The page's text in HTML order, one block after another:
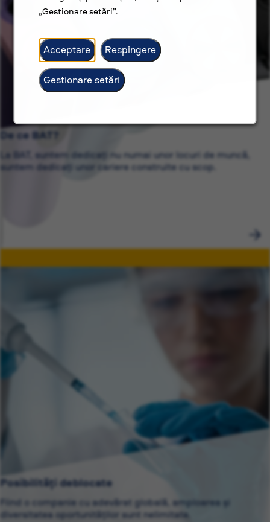
„Gestionare setări”.
Acceptare Respingere
Gestionare setări
De ce BAT?
La BAT, suntem dedicați nu numai unor locuri de muncă,
suntem dedicați unor cariere construite cu scop.
Posibilități deblocate
Fiind o companie cu adevărat globală, amploarea și
diversitatea oportunităților sunt nelimitate.